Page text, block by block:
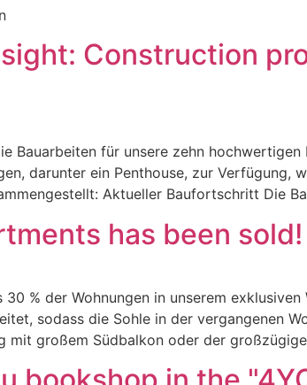
Construction
Bauarbeiten für unsere zehn
darunter ein Penthouse, zur Verfügung,
Aktueller Baufortschritt Die
has been sold!
% der Wohnungen in unserem
sodass die Sohle in der vergangenen
mit großem Südbalkon oder der